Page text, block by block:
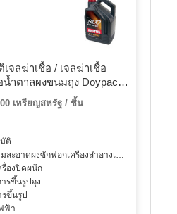
จลฆ่าเชื้อ / เจลฆ่าเชื้อ
น้ำตาลผงขนมถุง Doypack
เหรียญสหรัฐ / ชิ้น
ติ
สะอาดผงซักฟอกเครื่องสำอางเครื่องดื่มผลิต
รื่องปิดผนึก
รขึ้นรูปถุง
ขึ้นรูป
ฟ้า